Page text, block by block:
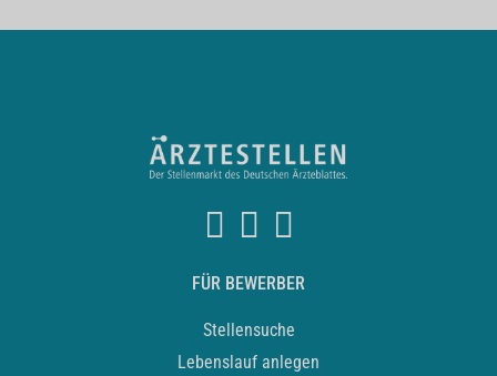
FÜR BEWERBER
Stellensuche
Lebenslauf anlegen